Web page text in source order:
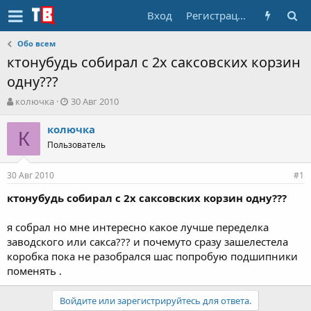
Вход Регистрация
Обо всем
ктонубудь собирал с 2х саксовских корзин
одну???
А
т
т
е
ы
колючка
Д
т
н
а
л
30 Авг 2010
К колючка
Пользователь
30 Авг 2010 #1
ктонубудь собирал с 2х саксовских корзин одну???
я собрал но мне интересно какое лучше переделка
заводского или сакса??? и почемуто сразу зашелестела
коробка пока не разобрался шас попробую подшипники
поменять .
Войдите или зарегистрируйтесь для ответа.